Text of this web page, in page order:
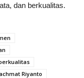
dan berkualitas.
Riyanto